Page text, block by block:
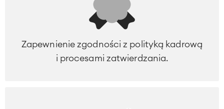
Zapewnienie zgodności z polityką kadrową
i procesami zatwierdzania.